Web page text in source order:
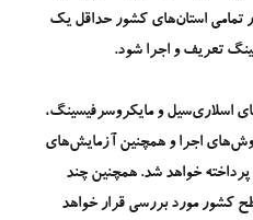
تمامی استان‌های کشور حداقل یک
تعریف و اجرا شود.
اسلاری‌سیل و مایکروسرفیسینگ،
اجرا و همچنین آزمایش‌های
پرداخته خواهد شد. همچنین چند
کشور مورد بررسی قرار خواهد